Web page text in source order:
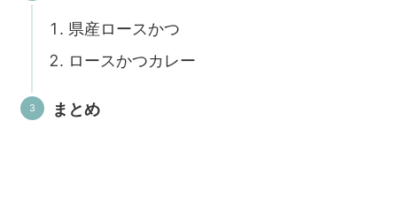
県産ロースかつ
ロースかつカレー
まとめ